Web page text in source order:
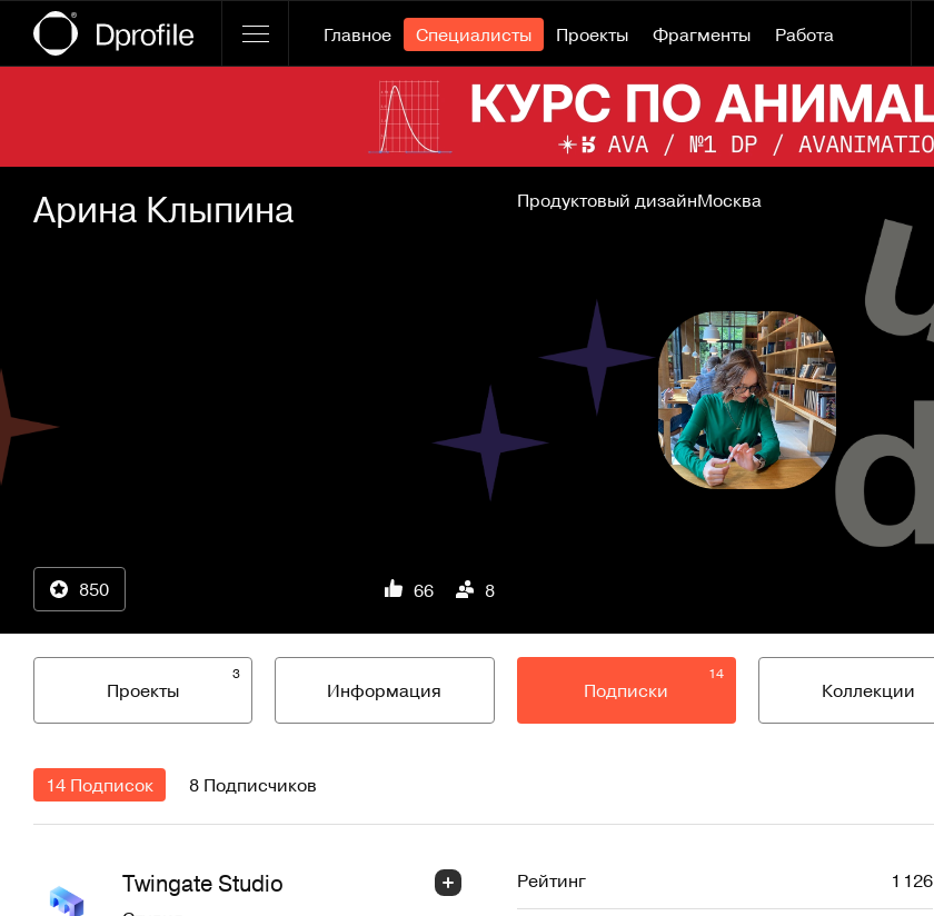
Главное Специалисты Проекты Фрагменты Работа
Арина Клыпина Продуктовый дизайнМосква
850 66 8
3
Проекты Информация
14
Подписки Коллекции
14 Подписок 8 Подписчиков
Twingate Studio Рейтинг 1 126